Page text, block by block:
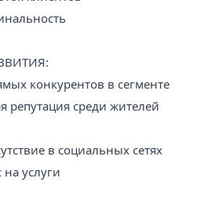
конкурентов в сегменте
репутация среди жителей
в социальных сетях
услуги